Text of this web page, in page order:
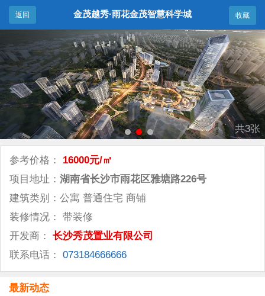
返回 收藏
金茂越秀·雨花金茂智慧科学城
共3张
参考价格： 16000元/㎡
项目地址： 湖南省长沙市雨花区雅塘路226号
建筑类别：公寓 普通住宅 商铺
装修情况： 带装修
开发商： 长沙秀茂置业有限公司
联系电话： 073184666666
最新动态